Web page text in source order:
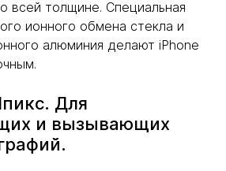
всей толщине. Специальная
ионного обмена стекла и
алюминия делают iPhone
Для
и вызывающих